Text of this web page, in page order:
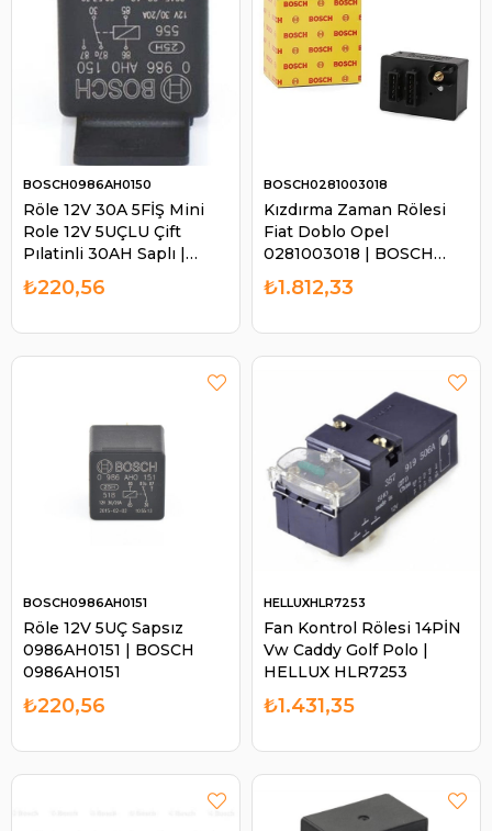
Röle 12V 30A 5FİŞ Mini
Role 12V 5UÇLU Çift
Pılatinli 30AH Saplı |
BOSCH 0986AH0150
BOSCH0986AH0150
₺220,56
Kızdırma Zaman Rölesi
Fiat Doblo Opel
0281003018 | BOSCH
0281003018
BOSCH0281003018
₺1.812,33
Röle 12V 5UÇ Sapsız
0986AH0151 | BOSCH
0986AH0151
BOSCH0986AH0151
₺220,56
Fan Kontrol Rölesi 14PİN
Vw Caddy Golf Polo |
HELLUX HLR7253
HELLUXHLR7253
₺1.431,35